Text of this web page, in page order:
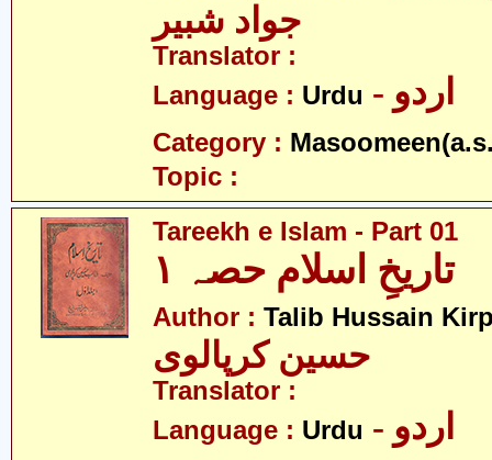
جواد شبیر
Translator :
Language : Urdu - اردو
Category :
Topic :
Tareekh e Islam - Part 01
تاریخِ اسلام حصہ ۱
Author : Talib Hussain
حسین کرپالوی
Translator :
Language : Urdu - اردو